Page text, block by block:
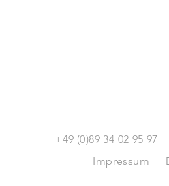
+49 (0)89 34 02 95 97
Impressum